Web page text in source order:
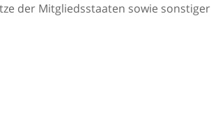
der Mitgliedsstaaten sowie sonstiger